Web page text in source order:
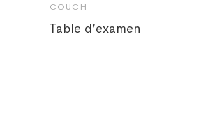
COUCH
Table d’examen